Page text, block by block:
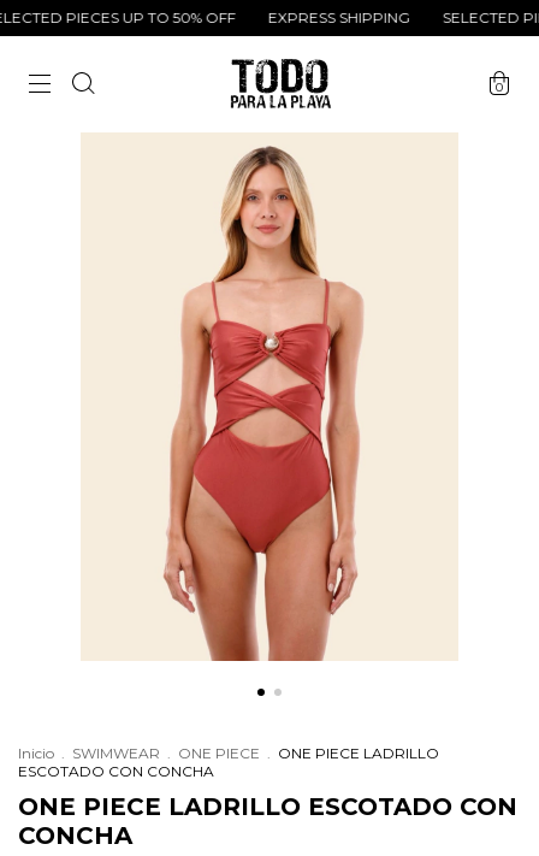
PIECES UP TO 50% OFF EXPRESS SHIPPING SELECTED
0
Inicio . SWIMWEAR . ONE PIECE . ONE PIECE LADRILLO
ESCOTADO CON CONCHA
ONE PIECE LADRILLO ESCOTADO CON
CONCHA